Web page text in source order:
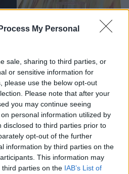
My Personal
sale, sharing to third parties, or
or sensitive information for
please use the below opt-out
Please note that after your
you may continue seeing
personal information utilized by
disclosed to third parties prior to
opt-out of the further
information by third parties on the
This information may
parties on the IAB’s List of
stalking και σε εκείνη
ότι έπεσε θύμα της
δήλωσε